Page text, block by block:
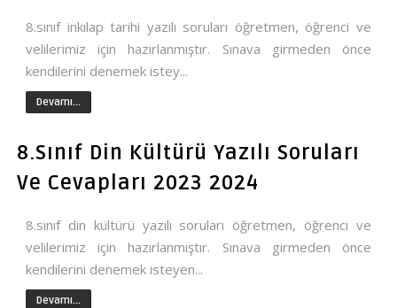
8.sınıf inkılap tarihi yazılı soruları öğretmen, öğrenci ve
velilerimiz için hazırlanmıştır. Sınava girmeden önce
kendilerini denemek istey...
Devamı...
8.Sınıf Din Kültürü Yazılı Soruları
Ve Cevapları 2023 2024
8.sınıf din kültürü yazılı soruları öğretmen, öğrenci ve
velilerimiz için hazırlanmıştır. Sınava girmeden önce
kendilerini denemek isteyen...
Devamı...